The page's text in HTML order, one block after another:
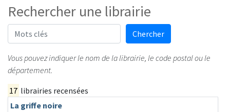
Rechercher une librairie
Mots-clés Chercher
Vous pouvez indiquer le nom de la librairie, le code postal ou le
département.
17 librairies recensées
La griffe noire